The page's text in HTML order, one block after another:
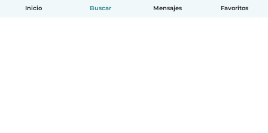
Inicio Buscar Mensajes Favoritos